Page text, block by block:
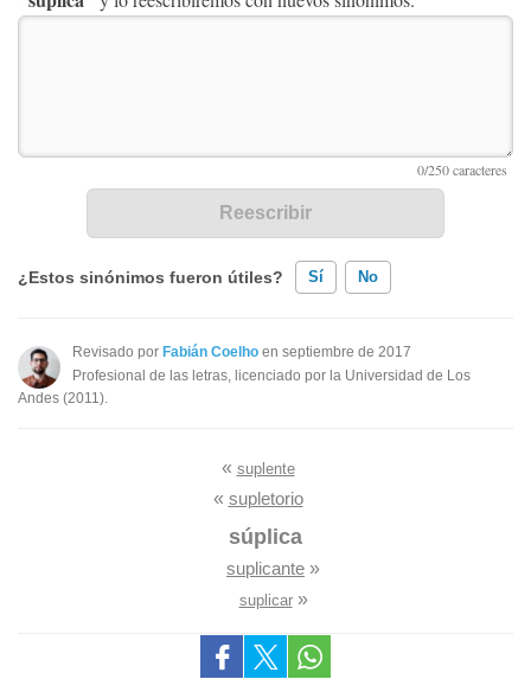
¿Estos sinónimos fueron útiles? Sí No
Existen sinónimos incorrectos
Ninguno de los sinónimos presentados me ayudó
Revisado por Fabián Coelho en septiembre de 2017
Profesional de las letras, licenciado por la Universidad de Los
Andes (2011).
« suplente
« supletorio
súplica
suplicante »
suplicar»